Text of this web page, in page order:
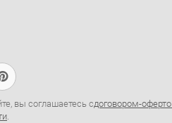
вы соглашаетесь сдоговором-
.